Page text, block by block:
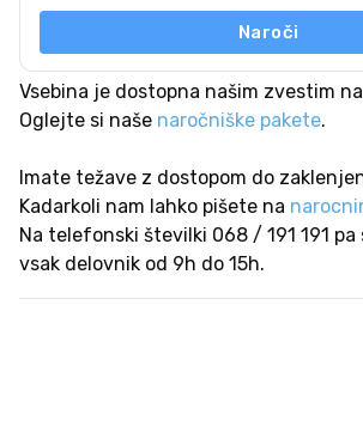
Naroči
Vsebina je dostopna našim zvestim
Oglejte si naše naročniške pakete.
Imate težave z dostopom do
Kadarkoli nam lahko pišete na
Na telefonski številki 068 / 191 191
vsak delovnik od 9h do 15h.